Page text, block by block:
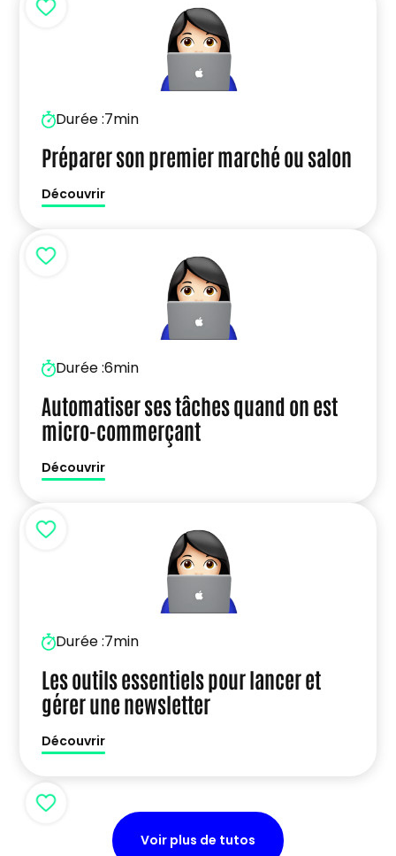
Durée :7min
Préparer son premier marché ou salon
Découvrir
Durée :6min
Automatiser ses tâches quand on est
micro-commerçant
Découvrir
Durée :7min
Les outils essentiels pour lancer et
gérer une newsletter
Découvrir
Voir plus de tutos